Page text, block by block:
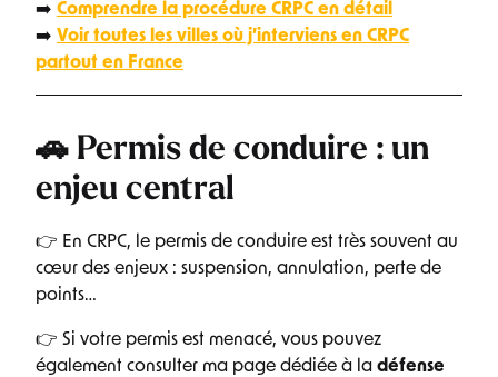
➡️ Comprendre la procédure CRPC en détail
➡️ Voir toutes les villes où j’interviens en CRPC
partout en France
🚗 Permis de conduire : un
enjeu central
👉 En CRPC, le permis de conduire est très souvent au
cœur des enjeux : suspension, annulation, perte de
points…
👉 Si votre permis est menacé, vous pouvez
également consulter ma page dédiée à la défense